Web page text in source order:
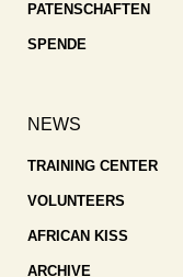
PATENSCHAFTEN
SPENDE
NEWS
TRAINING CENTER
VOLUNTEERS
AFRICAN KISS
ARCHIVE